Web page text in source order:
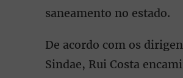
saneamento no estado.
De acordo com os
Sindae, Rui Costa